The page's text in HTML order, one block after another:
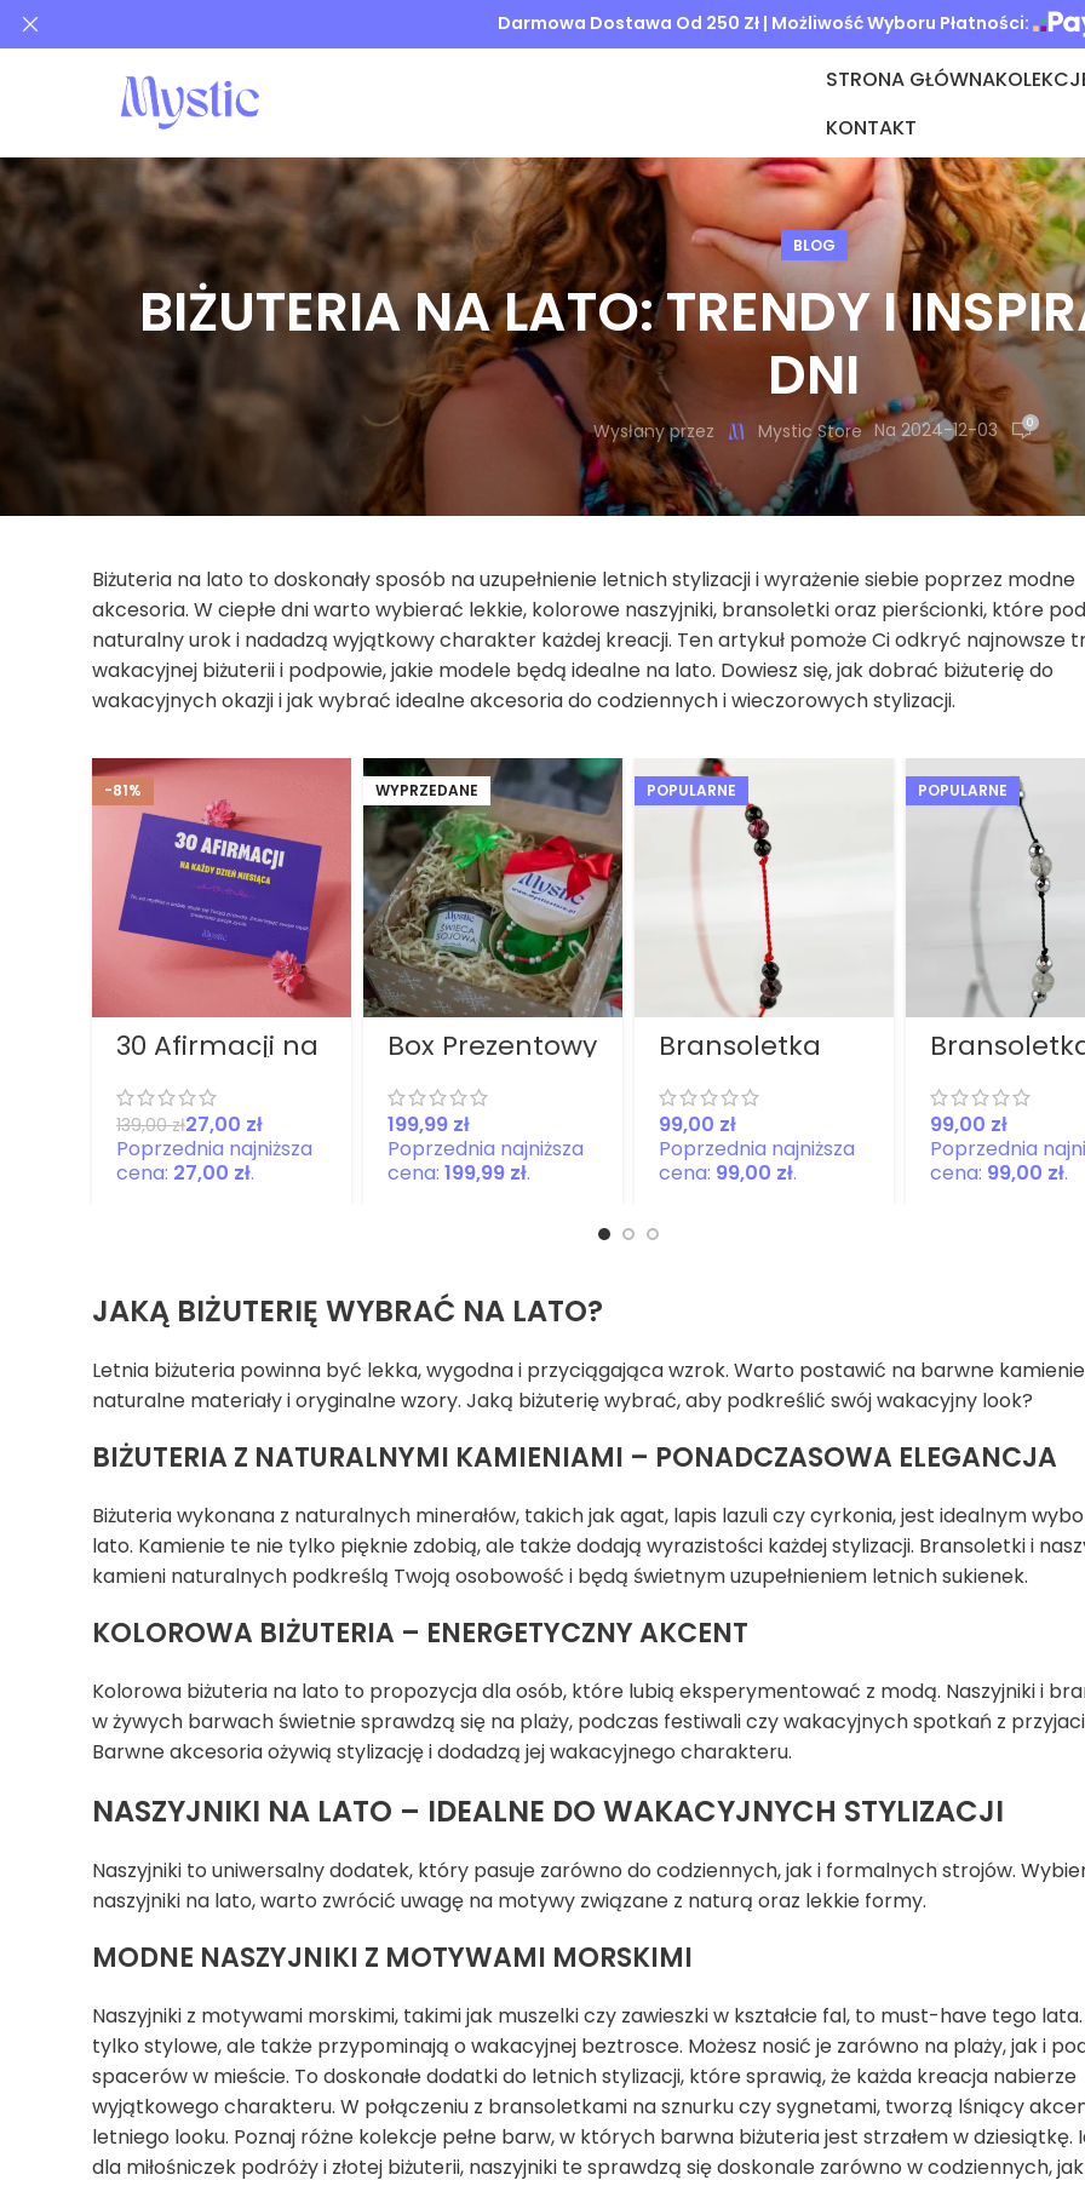
STRONA GŁÓWNA
KONTAKT
BLOG
BIŻUTERIA NA LATO: TRENDY I
DNI
Wysłany przez Mystic Store Na 2024-12-03 0
Biżuteria na lato to doskonały sposób na uzupełnienie letnich stylizacji i wyrażenie siebie poprzez modne
akcesoria. W ciepłe dni warto wybierać lekkie, kolorowe naszyjniki, bransoletki oraz pierścionki, które
naturalny urok i nadadzą wyjątkowy charakter każdej kreacji. Ten artykuł pomoże Ci odkryć najnowsze
wakacyjnej biżuterii i podpowie, jakie modele będą idealne na lato. Dowiesz się, jak dobrać biżuterię do
wakacyjnych okazji i jak wybrać idealne akcesoria do codziennych i wieczorowych stylizacji.
-81%
30 Afirmacji na
Każdy Dzień
Miesiąca
139,00zł27,00 zł
27,00 zł
WYPRZEDANE
Box Prezentowy
na Boże
Narodzenie –
Świeca
Zapachowa,
Bransoletka
Kamień
zł
199,99 zł
POPULARNE
Bransoletka
„Dążenie do
celu” na
jedwabnej nici
zł
99,00 zł
POPULARNE
„Intuicja i
Harmonia”
jedwabnej
zł
99,00 zł
JAKĄ BIŻUTERIĘ WYBRAĆ NA LATO?
Letnia biżuteria powinna być lekka, wygodna i przyciągająca wzrok. Warto postawić na barwne
naturalne materiały i oryginalne wzory. Jaką biżuterię wybrać, aby podkreślić swój wakacyjny look?
BIŻUTERIA Z NATURALNYMI KAMIENIAMI – PONADCZASOWA ELEGANCJA
Biżuteria wykonana z naturalnych minerałów, takich jak agat, lapis lazuli czy cyrkonia, jest idealnym
lato. Kamienie te nie tylko pięknie zdobią, ale także dodają wyrazistości każdej stylizacji. Bransoletki i
kamieni naturalnych podkreślą Twoją osobowość i będą świetnym uzupełnieniem letnich sukienek.
KOLOROWA BIŻUTERIA – ENERGETYCZNY AKCENT
Kolorowa biżuteria na lato to propozycja dla osób, które lubią eksperymentować z modą. Naszyjniki i
w żywych barwach świetnie sprawdzą się na plaży, podczas festiwali czy wakacyjnych spotkań z
Barwne akcesoria ożywią stylizację i dodadzą jej wakacyjnego charakteru.
NASZYJNIKI NA LATO – IDEALNE DO WAKACYJNYCH STYLIZACJI
Naszyjniki to uniwersalny dodatek, który pasuje zarówno do codziennych, jak i formalnych strojów.
naszyjniki na lato, warto zwrócić uwagę na motywy związane z naturą oraz lekkie formy.
MODNE NASZYJNIKI Z MOTYWAMI MORSKIMI
Naszyjniki z motywami morskimi, takimi jak muszelki czy zawieszki w kształcie fal, to must-have tego
tylko stylowe, ale także przypominają o wakacyjnej beztrosce. Możesz nosić je zarówno na plaży, jak i
spacerów w mieście. To doskonałe dodatki do letnich stylizacji, które sprawią, że każda kreacja nabierze
wyjątkowego charakteru. W połączeniu z bransoletkami na sznurku czy sygnetami, tworzą lśniący
letniego looku. Poznaj różne kolekcje pełne barw, w których barwna biżuteria jest strzałem w dziesiątkę.
dla miłośniczek podróży i złotej biżuterii, naszyjniki te sprawdzą się doskonale zarówno w codziennych,
Darmowa Dostawa Od 250 Zł | Możliwość Wyboru Płatności: